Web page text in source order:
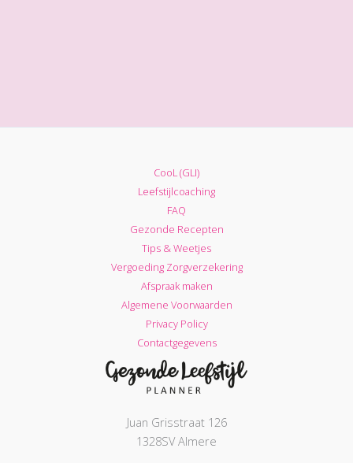
CooL (GLI)
Leefstijlcoaching
FAQ
Gezonde Recepten
Tips & Weetjes
Vergoeding Zorgverzekering
Afspraak maken
Algemene Voorwaarden
Privacy Policy
Contactgegevens
Juan Grisstraat 126
1328SV Almere